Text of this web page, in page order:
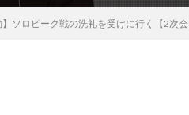
】ソロピーク戦の洗礼を受けに行く【2次